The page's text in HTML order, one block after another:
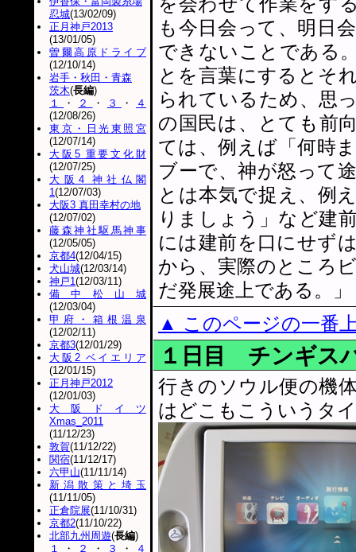
も今日会って、明日
できないことである
とを言葉にするとそ
られているため、思
の国民は、とても前
ては、例えば「何時
ブーで、神が怒って
とは本気で捉え、例
りましょう」など建
には建前を口にせず
から、実際のところ
だ発展途上である。」
▲ このページの一番
１日目 チンギス
行きのソウル便の機
はどこもこういうタ
忍城(13/02/09)
正月神戸2013
(13/01/05)
曽爾高原ドライブ
(12/10/14)
岩手・秋田・青森
茨木(長編)
１
・ ２ ・ ３ ・
４
(12/08/26)
東京・日光東照宮
(12/07/14)
大阪5 重要文化財
(12/07/25)
大阪4 神社仏閣
1(12/07/03)
大阪3 真田幸村の地
(12/07/02)
藤森神社駆馬神事
(12/05/05)
京都4(12/04/15)
犬山城(12/03/14)
神戸1(12/03/11)
備中松山城
(12/03/04)
甲府・箱根温泉
(12/02/11)
京都3(12/01/29)
大阪2 ベイエリア
(12/01/15)
正月神戸2012
(12/01/03)
大阪ドイツ
Xmas_2011
(11/12/23)
敦賀(11/12/22)
関宿(11/12/17)
六甲山(11/11/14)
新潟散策と埼玉
(11/11/05)
正倉院展(11/10/31)
京都2(11/10/22)
北部九州周遊(長編)
１
・ ２ ・ ３ ・
４